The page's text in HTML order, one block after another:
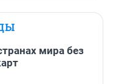
мира без